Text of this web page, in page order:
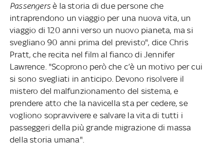
Passengersè la storia di due persone che
intraprendono un viaggio per una nuova vita, un
viaggio di 120 anni verso un nuovo pianeta, ma si
svegliano 90 anni prima del previsto", dice Chris
Pratt, che recita nel film al fianco di Jennifer
Lawrence. "Scoprono però che c’è un motivo per cui
si sono svegliati in anticipo. Devono risolvere il
mistero del malfunzionamento del sistema, e
prendere atto che la navicella sta per cedere, se
vogliono sopravvivere e salvare la vita di tutti i
passeggeri della più grande migrazione di massa
della storia umana".